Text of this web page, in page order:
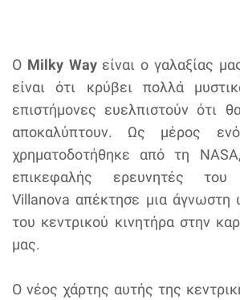
Ο Milky Wayείναι ο γαλαξίας
είναι ότι κρύβει πολλά
επιστήμονες ευελπιστούν ότι
αποκαλύπτουν. Ως μέρος
χρηματοδοτήθηκε από τη
επικεφαλής ερευνητές του
Villanova απέκτησε μια
του κεντρικού κινητήρα στην
μας.
Ο νέος χάρτης αυτής της